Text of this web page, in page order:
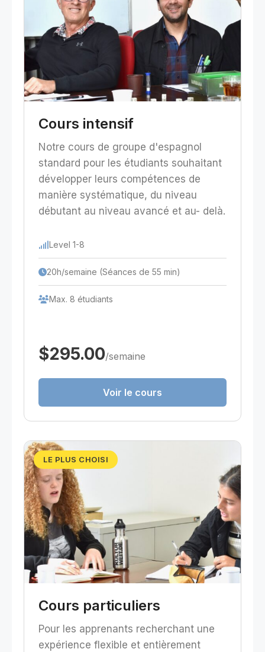
Cours intensif
Notre cours de groupe d'espagnol
standard pour les étudiants souhaitant
développer leurs compétences de
manière systématique, du niveau
débutant au niveau avancé et au- delà.
Level 1-8
20h/semaine (Séances de 55 min)
Max. 8 étudiants
$295.00/semaine
Voir le cours
LE PLUS CHOISI
Cours particuliers
Pour les apprenants recherchant une
expérience flexible et entièrement